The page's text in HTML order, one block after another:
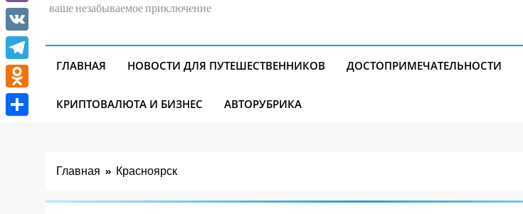
ваше незабываемое приключение
ГЛАВНАЯ НОВОСТИ ДЛЯ ПУТЕШЕСТВЕННИКОВ ДОСТОПРИМЕЧАТЕЛЬНОСТИ
КРИПТОВАЛЮТА И БИЗНЕС АВТОРУБРИКА
Главная Красноярск
Viber
VK
Telegram
Odnoklassniki